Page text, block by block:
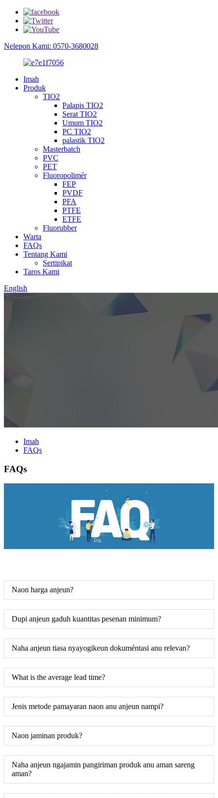
Nelepon Kami: 0570-3680028
Imah
Produk
TIO2
Palapis TIO2
Serat TIO2
Umum TIO2
PC TIO2
palastik TIO2
Masterbatch
PVC
PET
Fluoropolimér
FEP
PVDF
PFA
PTFE
ETFE
Fluorubber
Warta
FAQs
Tentang Kami
Sertipikat
Taros Kami
English
Imah
FAQs
FAQs
Naon harga anjeun?
Dupi anjeun gaduh kuantitas pesenan minimum?
Naha anjeun tiasa nyayogikeun dokuméntasi anu relevan?
What is the average lead time?
Jenis metode pamayaran naon anu anjeun nampi?
Naon jaminan produk?
Naha anjeun ngajamin pangiriman produk anu aman sareng
aman?